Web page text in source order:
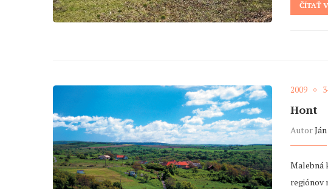
ČÍTAŤ
2009
Hont
Autor
Malebná
regiónov